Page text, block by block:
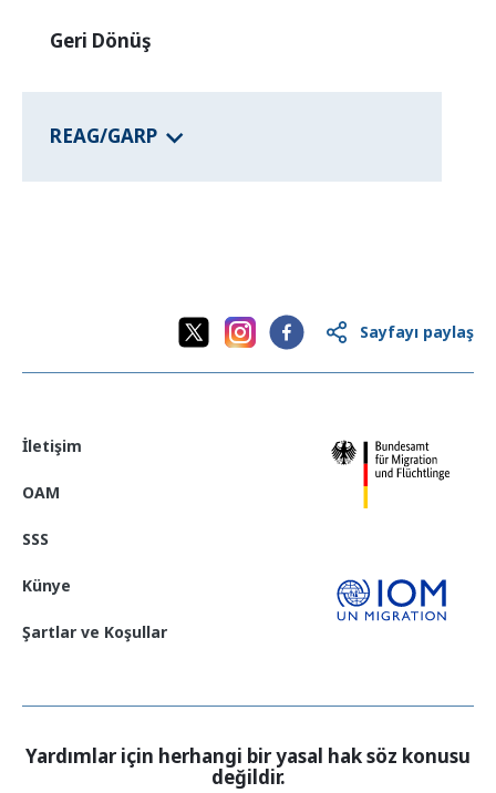
Geri Dönüş
REAG/GARP
Sayfayı paylaş
İletişim
OAM
SSS
Künye
Şartlar ve Koşullar
Yardımlar için herhangi bir yasal hak söz konusu
değildir.